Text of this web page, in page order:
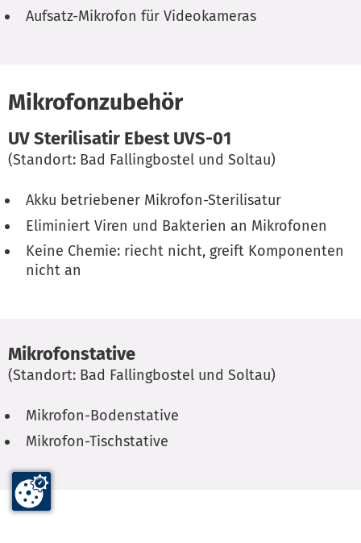
Aufsatz-Mikrofon für Videokameras
Mikrofonzubehör
UV Sterilisatir Ebest UVS-01
(Standort: Bad Fallingbostel und Soltau)
Akku betriebener Mikrofon-Sterilisatur
Eliminiert Viren und Bakterien an Mikrofonen
Keine Chemie: riecht nicht, greift Komponenten
nicht an
Mikrofonstative
(Standort: Bad Fallingbostel und Soltau)
Mikrofon-Bodenstative
Mikrofon-Tischstative